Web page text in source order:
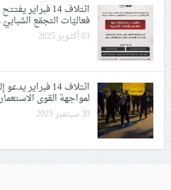
ائتلاف 14
فعاليّات التجمّع
03 أكتوبر 2025
ائتلاف 14
لمواجهة القوى
30 سبتمبر 2025